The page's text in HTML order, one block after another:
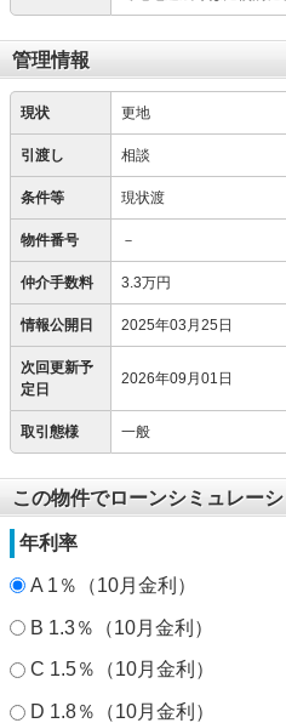
管理情報
現状 更地
引渡し 相談
条件等 現状渡
物件番号 －
仲介手数料 3.3万円
情報公開日 2025年03月25日
次回更新予
定日
2026年09月01日
取引態様 一般
この物件でローンシミュレー
年利率
A 1％（10月金利）
B 1.3％（10月金利）
C 1.5％（10月金利）
D 1.8％（10月金利）